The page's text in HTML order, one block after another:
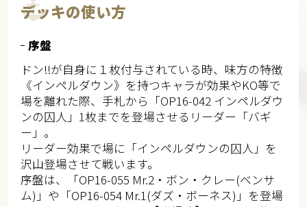
デッキの使い方
序盤
ドン!!が自身に１枚付与されている時、味方の特徴
《インペルダウン》を持つキャラが効果やKO等で
場を離れた際、手札から「OP16-042 インペルダウ
ンの囚人」1枚までを登場させるリーダー「バギ
ー」。
リーダー効果で場に「インペルダウンの囚人」を
沢山登場させて戦います。
序盤は、「OP16-055 Mr.2・ボン・クレー(ベンサ
ム)」や「OP16-054 Mr.1(ダズ・ボーネス)」を登場